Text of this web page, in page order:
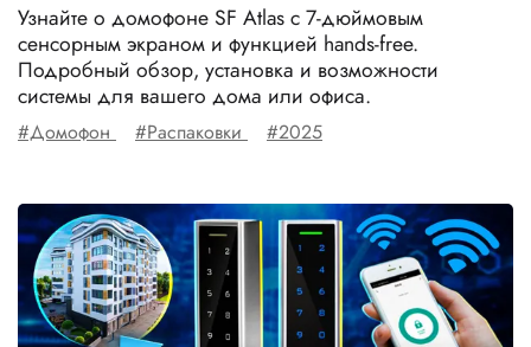
Узнайте о домофоне SF Atlas с 7-дюймовым
сенсорным экраном и функцией hands-free.
Подробный обзор, установка и возможности
системы для вашего дома или офиса.
#Домофон #Распаковки #2025